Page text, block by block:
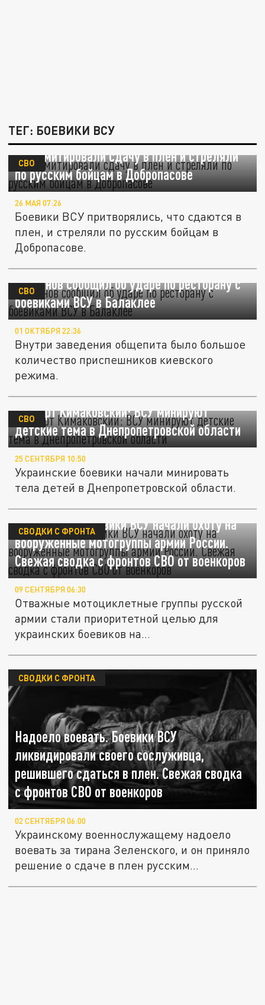
ТЕГ: БОЕВИКИ ВСУ
ВСУ имитировали сдачу в плен и стреляли
по русским бойцам в Добропасове
СВО
26 МАЯ 07:26
Боевики ВСУ притворялись, что сдаются в
плен, и стреляли по русским бойцам в
Добропасове.
Безсонов сообщил об ударе по ресторану с
боевиками ВСУ в Балаклее
СВО
01 ОКТЯБРЯ 22:36
Внутри заведения общепита было большое
количество приспешников киевского
режима.
Эксперт Кимаковский: ВСУ минируют
детские тема в Днепропетровской области
СВО
25 СЕНТЯБРЯ 10:50
Украинские боевики начали минировать
тела детей в Днепропетровской области.
Опомнились. Боевики ВСУ начали охоту на
вооружённые мотогруппы армии России.
Свежая сводка с фронтов СВО от военкоров
СВОДКИ С ФРОНТА
09 СЕНТЯБРЯ 06:30
Отважные мотоциклетные группы русской
армии стали приоритетной целью для
украинских боевиков на...
Надоело воевать. Боевики ВСУ
ликвидировали своего сослуживца,
решившего сдаться в плен. Свежая сводка
с фронтов СВО от военкоров
СВОДКИ С ФРОНТА
02 СЕНТЯБРЯ 06:00
Украинскому военнослужащему надоело
воевать за тирана Зеленского, и он приняло
решение о сдаче в плен русским...